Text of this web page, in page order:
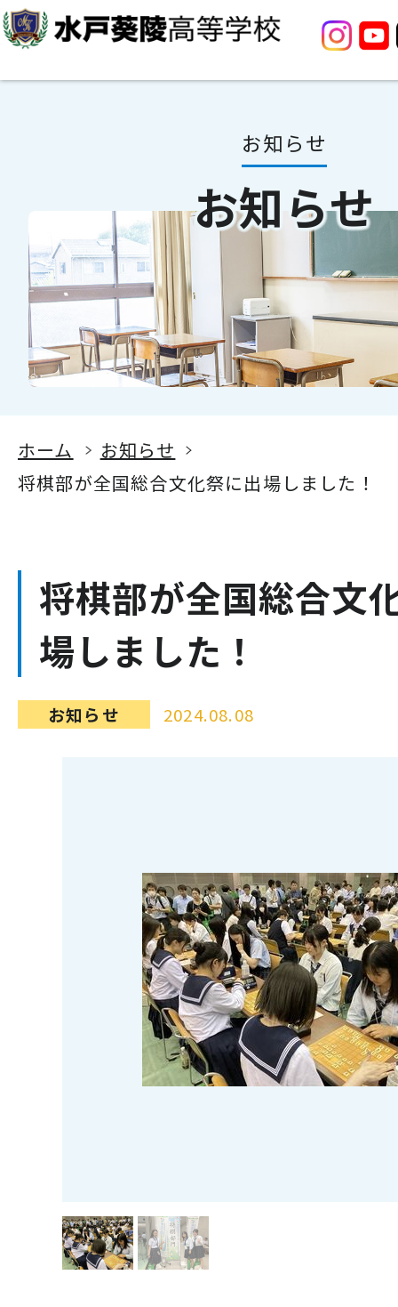
お知らせ
お知らせ
ホーム
お知らせ
将棋部が全国総合文化祭に出場しました！
将棋部が全国総合文
場しました！
お知らせ 2024.08.08